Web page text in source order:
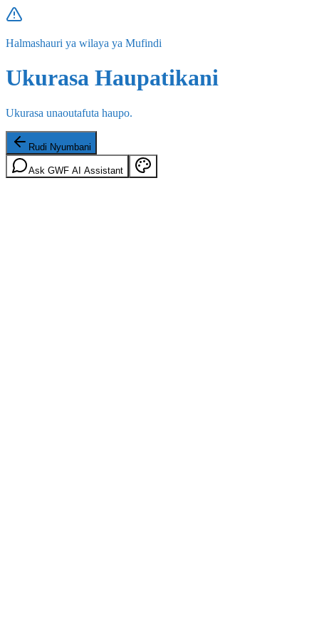
Halmashauri ya wilaya ya Mufindi
Ukurasa Haupatikani
Ukurasa unaoutafuta haupo.
Rudi Nyumbani
Ask GWF AI Assistant